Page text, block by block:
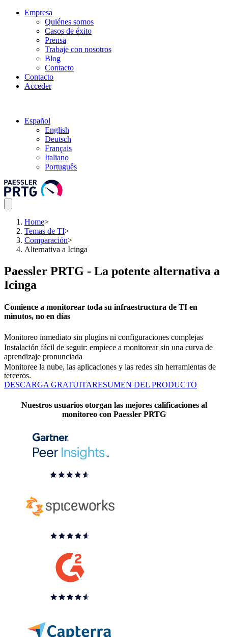
Empresa
Quiénes somos
Casos de éxito
Prensa
Trabaje con nosotros
Blog
Contacto
Contacto
Acceder
Español
English
Deutsch
Français
Italiano
Português
Home>
Temas de TI>
Comparación>
Alternativa a Icinga
Paessler PRTG - La potente alternativa a
Icinga
Comience a monitorear toda su infraestructura de TI en
minutos, no en días
Monitoreo inmediato sin plugins ni configuraciones complejas
Instalación fácil de seguir: empiece a monitorear sin una curva de
aprendizaje pronunciada
Monitoree la nube, las aplicaciones y las redes sin herramientas de
terceros.
DESCARGA GRATUITARESUMEN DEL PRODUCTO
Nuestros usuarios otorgan las mejores calificaciones al
monitoreo con Paessler PRTG